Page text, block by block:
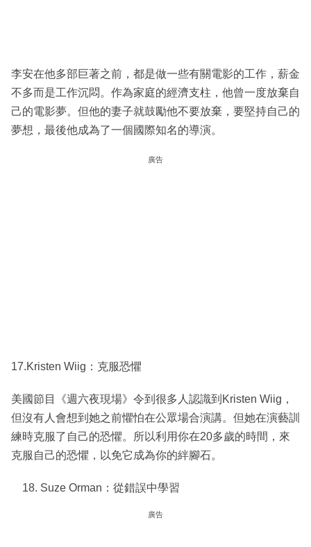
李安在他多部巨著之前，都是做一些有關電影的工作，薪金
不多而是工作沉悶。作為家庭的經濟支柱，他曾一度放棄自
己的電影夢。但他的妻子就鼓勵他不要放棄，要堅持自己的
夢想，最後他成為了一個國際知名的導演。
廣告
17.Kristen Wiig：克服恐懼
美國節目《週六夜現場》令到很多人認識到Kristen Wiig，
但沒有人會想到她之前懼怕在公眾場合演講。但她在演藝訓
練時克服了自己的恐懼。所以利用你在20多歲的時間，來
克服自己的恐懼，以免它成為你的絆腳石。
Suze Orman：從錯誤中學習
廣告